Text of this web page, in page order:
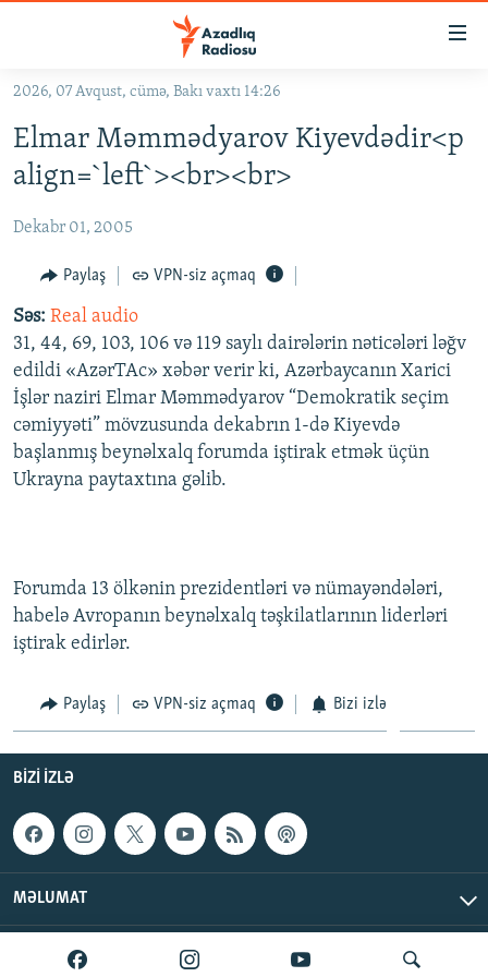
Əsas
qayıt
Əsas
naviqasiyaya
qayıt
KORRUPSIOMETR
#ƏSLINDƏ
FƏRQƏ BAX
QANUNI DOĞRU
ARAŞDIRMA
MULTIMEDIA
VIDEO
FOTOQALEREYA
RADIO ARXIV
İZ - MƏDƏNIYYƏT PROQRAMI
HAQQIMIZDA
MATERIALLARIMIZDAN ISTIFADƏ
AZADLIQRADIOSU MOBIL TELEFONUNUZDA
XƏBƏR BÜLLETENLƏRIMIZ
RFE/RL-in bütün saytları
2026, 07 Avqust, cümə, Bakı vaxtı 14:26
Elmar Məmmədyarov Kiyevdədir<p
align=`left`><br><br>
Dekabr 01, 2005
Paylaş VPN-siz açmaq
Səs: Real audio
31, 44, 69, 103, 106 və 119 saylı dairələrin nəticələri ləğv
edildi «AzərTAc» xəbər verir ki, Azərbaycanın Xarici
İşlər naziri Elmar Məmmədyarov “Demokratik seçim
cəmiyyəti” mövzusunda dekabrın 1-də Kiyevdə
başlanmış beynəlxalq forumda iştirak etmək üçün
Ukrayna paytaxtına gəlib.
Forumda 13 ölkənin prezidentləri və nümayəndələri,
habelə Avropanın beynəlxalq təşkilatlarının liderləri
iştirak edirlər.
Paylaş VPN-siz açmaq Bizi izlə
BIZI IZLƏ
MƏLUMAT
AzadlıqRadiosu © 2026 Inc. | Bütün hüquqlar qorunur